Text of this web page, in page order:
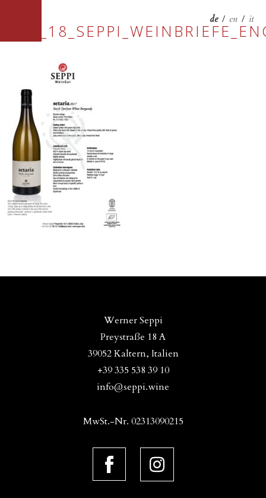
de / en / it
Werner Seppi
Preystraße 18 A
39052 Kaltern, Italien
+39 335 538 39 10
info@seppi.wine
MwSt.-Nr. 02313090215